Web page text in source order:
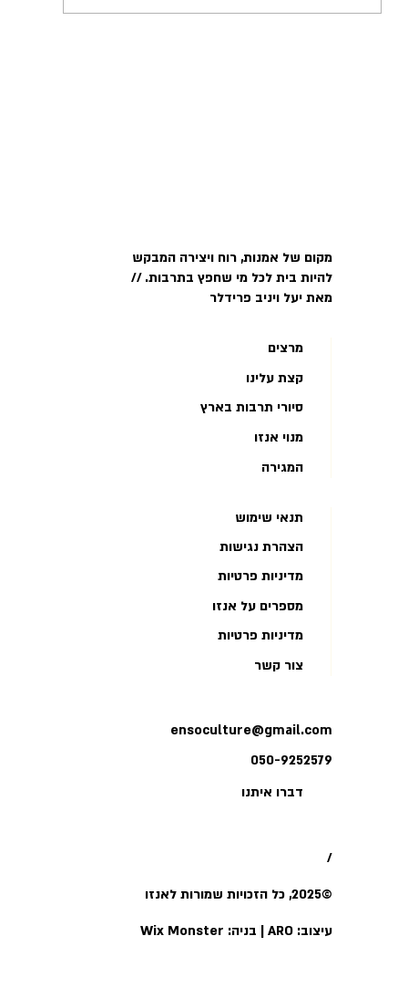
תנאי שימוש
הצהרת נגישות
מדיניות פרטיות
מספרים על אנזו
מדיניות פרטיות
צור קשר
עיצוב:ARO
| בניה: Wix Monster
מרצים
קצת עלינו
סיורי תרבות בארץ
מנוי אנזו
המגירה
מקום של אמנות, רוח ויצירה המבקש
להיות בית לכל מי שחפץ בתרבות. //
מאת יעל ויניב פרידלר
©2025, כל הזכויות שמורות לאנזו
ensoculture@gmail.com
050-9252579
דברו איתנו
/